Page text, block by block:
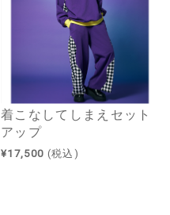
着こなしてしまえセット
アップ
¥17,500 (税込)